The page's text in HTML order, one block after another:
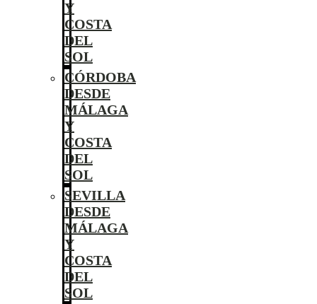
Y
COSTA
DEL
SOL
CÓRDOBA
DESDE
MÁLAGA
Y
COSTA
DEL
SOL
SEVILLA
DESDE
MÁLAGA
Y
COSTA
DEL
SOL